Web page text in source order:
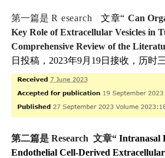
第一篇是 R esearch 文章“ Can
Key Role of Extracellular Vesicles in
Comprehensive Review of the
日投稿，2023年9月19日接收，历时
第二篇是 Research 文章“ Intranasal
Endothelial Cell-Derived Extracellular